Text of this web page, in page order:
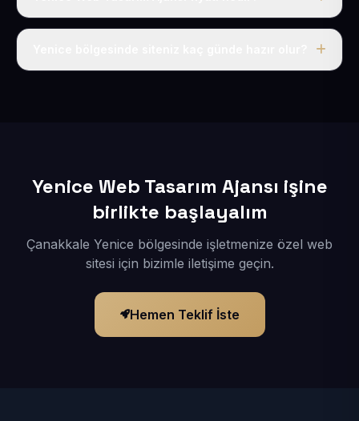
Tek fiyat uygulanır: yıllık 50 USD + KDV. Bu bedele alan
Yenice Web Tasarım Ajansı işine
birlikte başlayalım
Çanakkale Yenice bölgesinde işletmenize özel web
sitesi için bizimle iletişime geçin.
Hemen Teklif İste